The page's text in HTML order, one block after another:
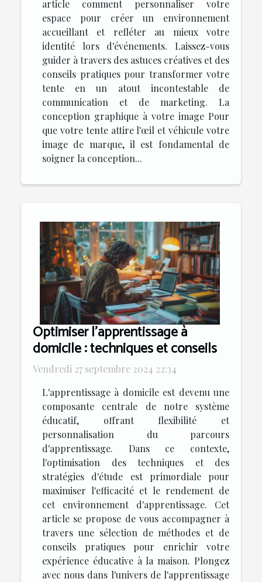
article comment personnaliser votre
espace pour créer un environnement
accueillant et refléter au mieux votre
identité lors d'événements. Laissez-vous
guider à travers des astuces créatives et des
conseils pratiques pour transformer votre
tente en un atout incontestable de
communication et de marketing. La
conception graphique à votre image Pour
que votre tente attire l'œil et véhicule votre
image de marque, il est fondamental de
soigner la conception...
Optimiser l'apprentissage à
domicile : techniques et conseils
Vendredi 27 septembre 2024 22:34
L'apprentissage à domicile est devenu une
composante centrale de notre système
éducatif, offrant flexibilité et
personnalisation du parcours
d'apprentissage. Dans ce contexte,
l'optimisation des techniques et des
stratégies d'étude est primordiale pour
maximiser l'efficacité et le rendement de
cet environnement d'apprentissage. Cet
article se propose de vous accompagner à
travers une sélection de méthodes et de
conseils pratiques pour enrichir votre
expérience éducative à la maison. Plongez
avec nous dans l'univers de l'apprentissage